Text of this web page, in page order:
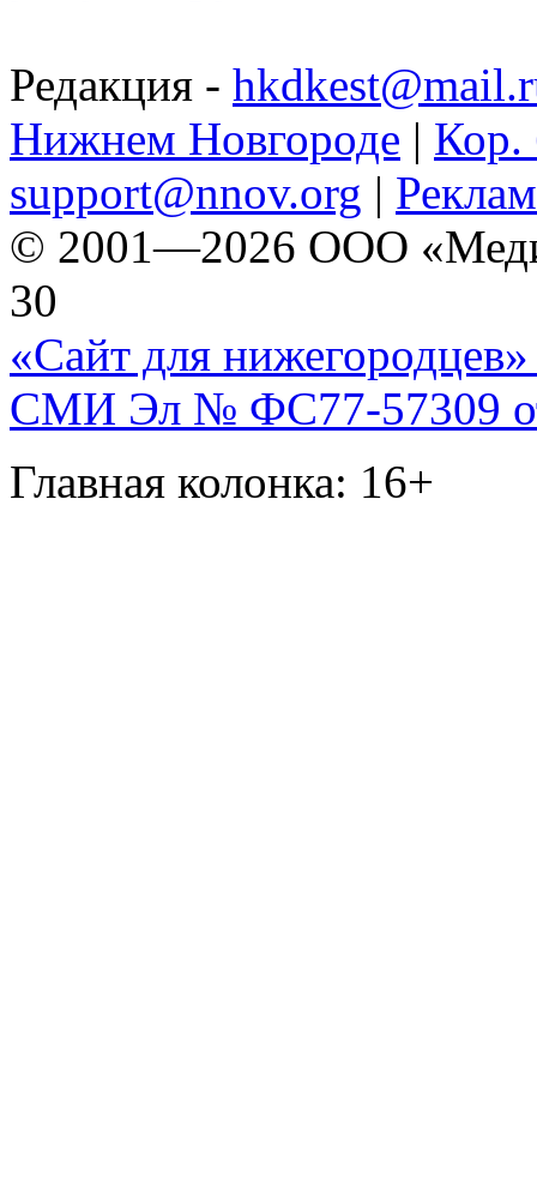
Редакция -
Нижнем Новгороде | Кор.
support@nnov.org |
© 2001—2026 ООО
30
«Сайт для нижегородцев»
СМИ Эл № ФС77-57309
Главная колонка: 16+